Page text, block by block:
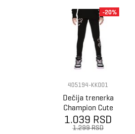
405194-KK001
Dečija trenerka
Champion Cute
leggings
1.039 RSD
1.299 RSD
-20%